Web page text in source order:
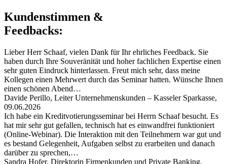
Kundenstimmen &
Feedbacks:
Lieber Herr Schaaf, vielen Dank für Ihr ehrliches Feedback. Sie
haben durch Ihre Souveränität und hoher fachlichen Expertise einen
sehr guten Eindruck hinterlassen. Freut mich sehr, dass meine
Kollegen einen Mehrwert durch das Seminar hatten. Wünsche Ihnen
einen schönen Abend…
Davide Perillo, Leiter Unternehmenskunden – Kasseler Sparkasse,
09.06.2026
Ich habe ein Kreditvotierungsseminar bei Herrn Schaaf besucht. Es
hat mir sehr gut gefallen, technisch hat es einwandfrei funktioniert
(Online-Webinar). Die Interaktion mit den Teilnehmern war gut und
es bestand Gelegenheit, Aufgaben selbst zu erarbeiten und danach
darüber zu sprechen,…
Sandra Hofer, Direktorin Firmenkunden und Private Banking,